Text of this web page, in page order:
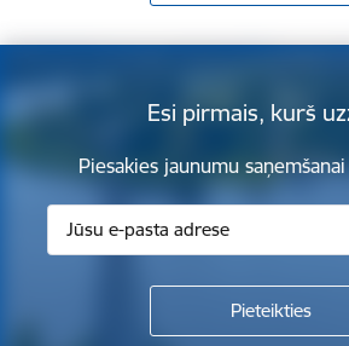
Esi pirmais, kurš
Piesakies jaunumu